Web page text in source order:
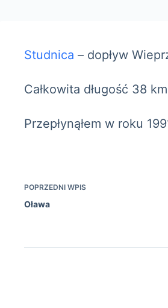
Studnica – dopływ
Całkowita długość 38 km
Przepłynąłem w roku
POPRZEDNI WPIS
Oława